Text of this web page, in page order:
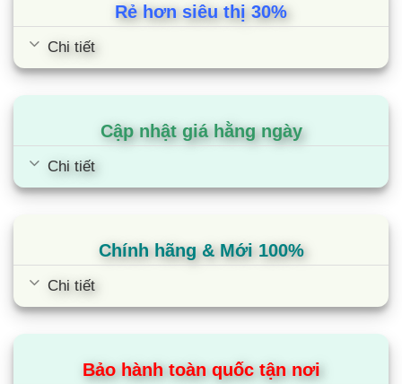
Rẻ hơn siêu thị 30%
Chi tiết
Cập nhật giá hằng ngày
Chi tiết
Chính hãng & Mới 100%
Chi tiết
Bảo hành toàn quốc tận nơi